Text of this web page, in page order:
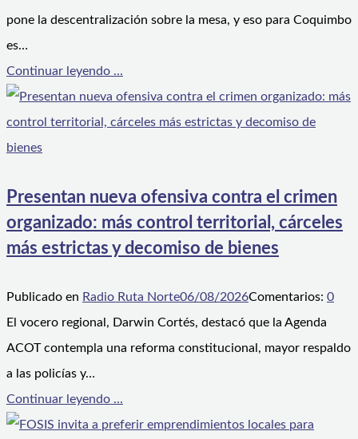
pone la descentralización sobre la mesa, y eso para Coquimbo
es…
Continuar leyendo ...
Presentan nueva ofensiva contra el crimen
organizado: más control territorial, cárceles
más estrictas y decomiso de bienes
Publicado en Radio Ruta Norte06/08/2026Comentarios: 0
El vocero regional, Darwin Cortés, destacó que la Agenda
ACOT contempla una reforma constitucional, mayor respaldo
a las policías y…
Continuar leyendo ...